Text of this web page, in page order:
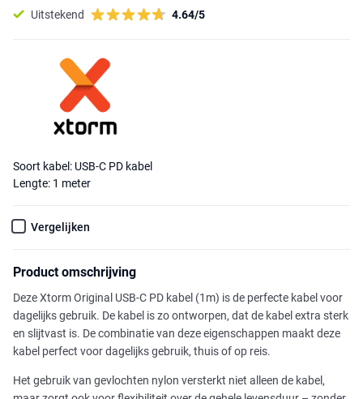
Uitstekend
4.64/5
Soort kabel: USB-C PD kabel
Lengte: 1 meter
Vergelijken
Product omschrijving
Deze Xtorm Original USB-C PD kabel (1m) is de perfecte kabel voor
dagelijks gebruik. De kabel is zo ontworpen, dat de kabel extra sterk
en slijtvast is. De combinatie van deze eigenschappen maakt deze
kabel perfect voor dagelijks gebruik, thuis of op reis.
Het gebruik van gevlochten nylon versterkt niet alleen de kabel,